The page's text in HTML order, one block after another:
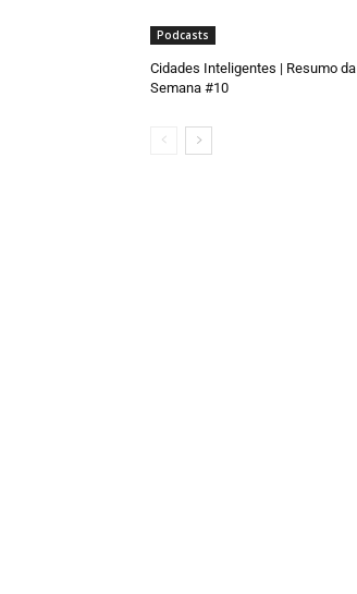
Podcasts
Cidades Inteligentes | Resumo da
Semana #10